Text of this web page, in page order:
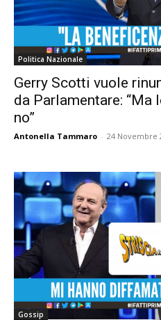
Politica Nazionale
Gerry Scotti vuole
da Parlamentare:
no”
Antonella Tammaro - 24 Novembre
Gossip